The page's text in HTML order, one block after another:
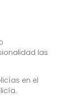
las
en el